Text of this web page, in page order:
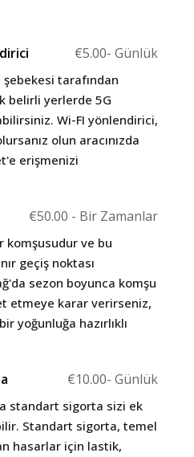
€5.00- Günlük
tarafından
belirli yerlerde 5G
Wi-FI yönlendirici,
olun aracınızda
erişmenizi
€50.00 - Bir Zamanlar
komşusudur ve bu
geçiş noktası
sezon boyunca komşu
etmeye karar verirseniz,
yoğunluğa hazırlıklı
€10.00- Günlük
standart sigorta sizi ek
Standart sigorta, temel
hasarlar için lastik,